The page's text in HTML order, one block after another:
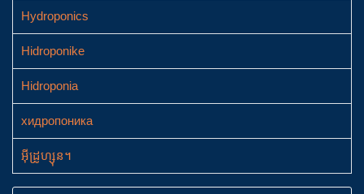
Hydroponics
Hidroponike
Hidroponia
хидропоника
អ៊ីដ្រូហ្សុន។